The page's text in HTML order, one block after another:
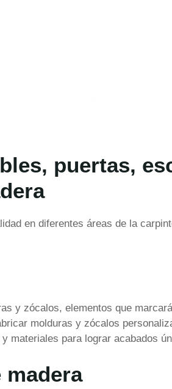
puertas,
en diferentes áreas de la
y zócalos, elementos que
molduras y zócalos
materiales para lograr acabados